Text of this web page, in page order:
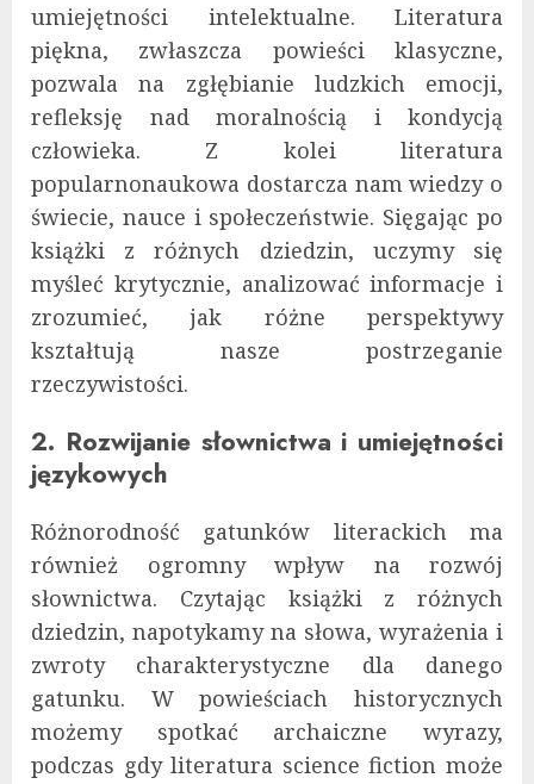
umiejętności intelektualne. Literatura
piękna, zwłaszcza powieści klasyczne,
pozwala na zgłębianie ludzkich emocji,
refleksję nad moralnością i kondycją
człowieka. Z kolei literatura
popularnonaukowa dostarcza nam wiedzy o
świecie, nauce i społeczeństwie. Sięgając po
książki z różnych dziedzin, uczymy się
myśleć krytycznie, analizować informacje i
zrozumieć, jak różne perspektywy
kształtują nasze postrzeganie
rzeczywistości.
2. Rozwijanie słownictwa i umiejętności
językowych
Różnorodność gatunków literackich ma
również ogromny wpływ na rozwój
słownictwa. Czytając książki z różnych
dziedzin, napotykamy na słowa, wyrażenia i
zwroty charakterystyczne dla danego
gatunku. W powieściach historycznych
możemy spotkać archaiczne wyrazy,
podczas gdy literatura science fiction może